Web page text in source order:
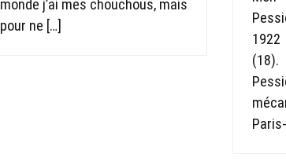
monde j’ai mes chouchous, mais
pour ne […]
1922